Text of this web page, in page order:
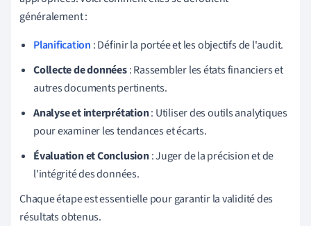
généralement :
Planification : Définir la portée et les objectifs de l'audit.
Collecte de données: Rassembler les états financiers et
autres documents pertinents.
Analyse et interprétation: Utiliser des outils analytiques
pour examiner les tendances et écarts.
Évaluation et Conclusion: Juger de la précision et de
l'intégrité des données.
Chaque étape est essentielle pour garantir la validité des
résultats obtenus.